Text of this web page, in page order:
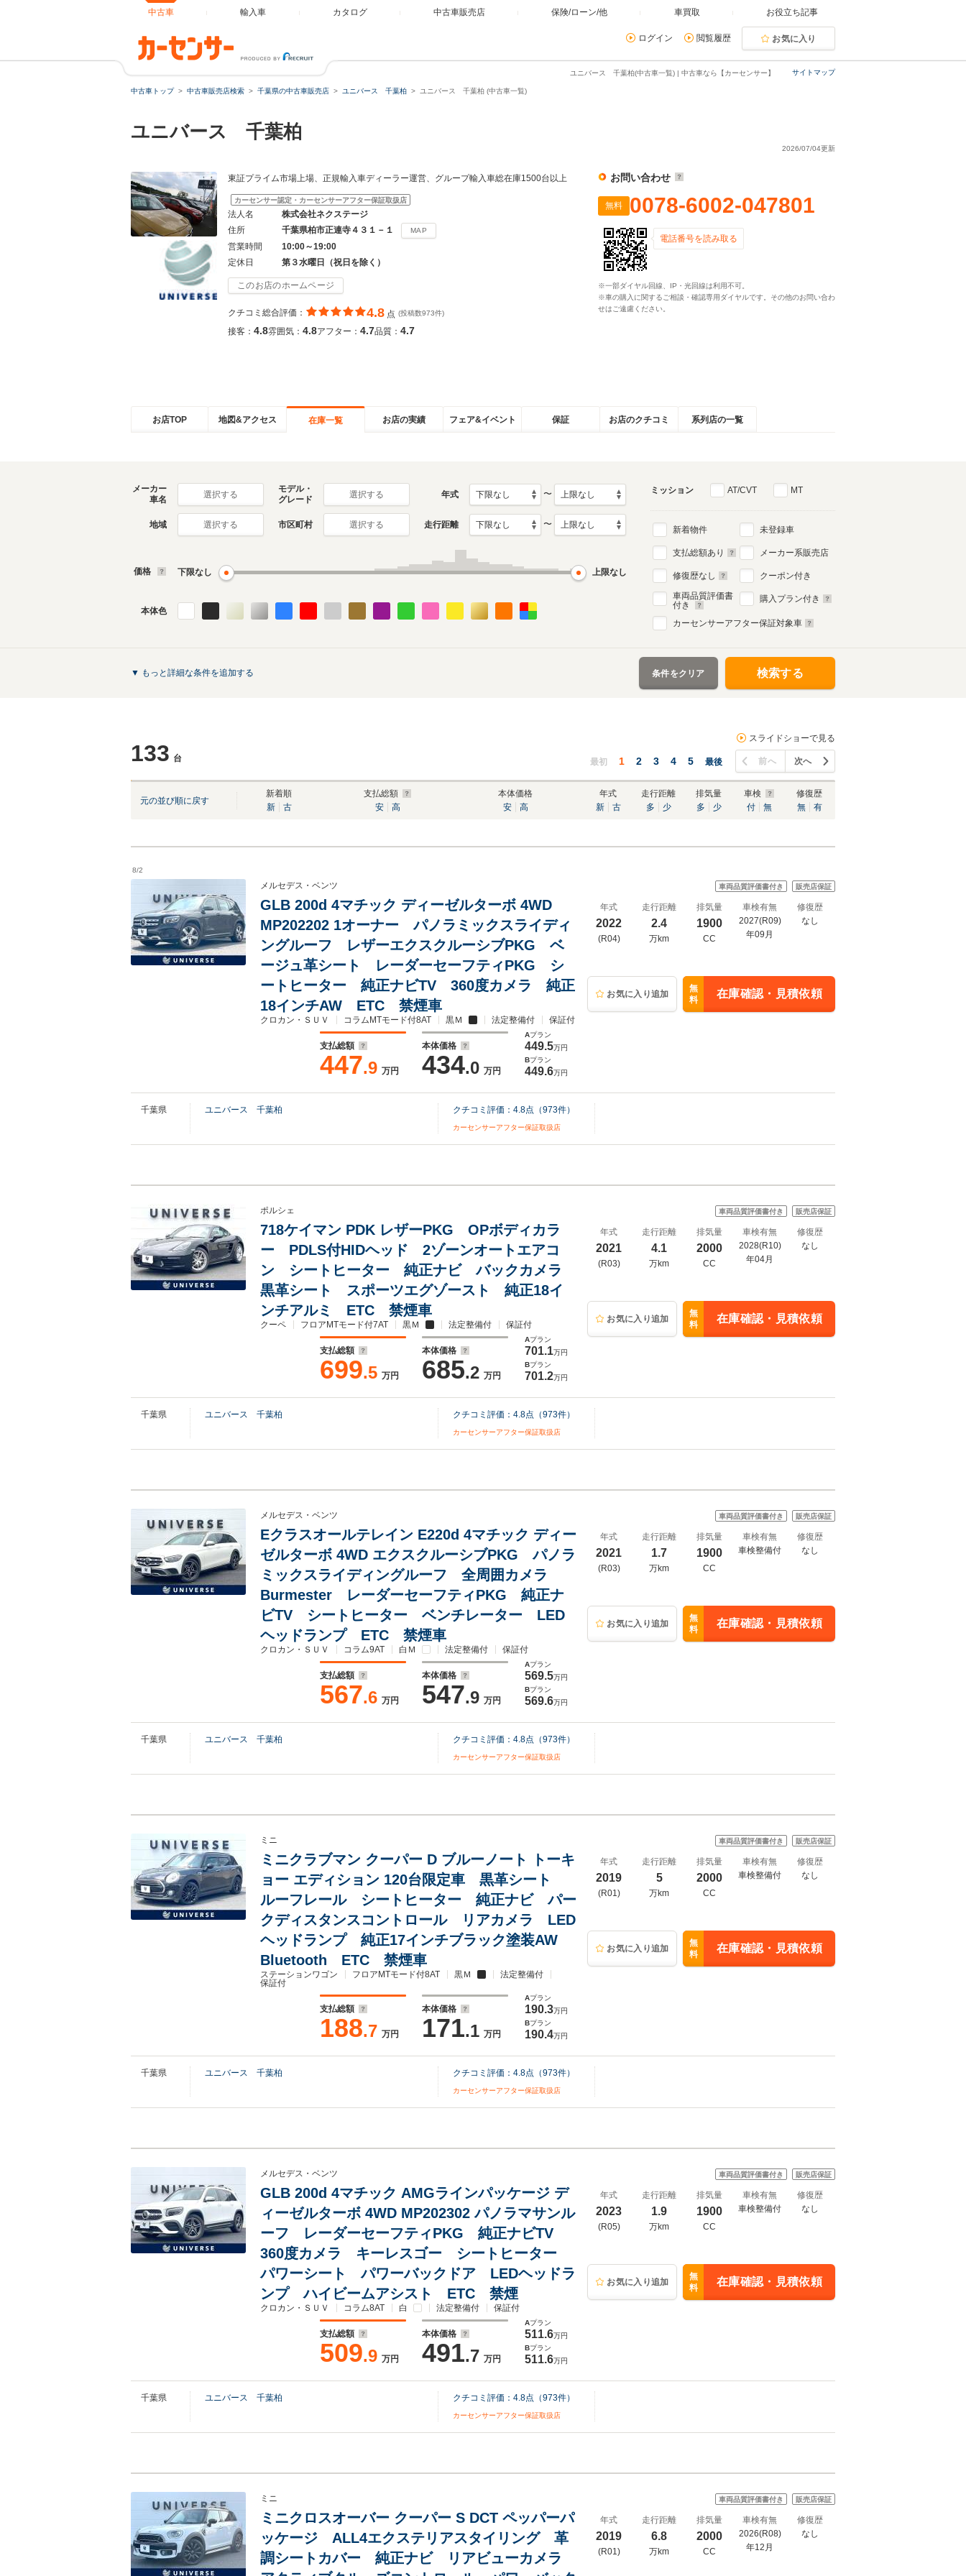
中古車 輸入車 カタログ 中古車販売店 保険/ローン/他 車買取 お役立ち記事
ログイン 閲覧履歴 お気に入り
サイトマップ
ユニバース 千葉柏(中古車一覧) | 中古車なら【カーセンサー】
中古車トップ 中古車販売店検索 千葉県の中古車販売店 ユニバース 千葉柏 ユニバース 千葉柏 (中古車一覧)
ユニバース 千葉柏
2026/07/04更新
東証プライム市場上場、正規輸入車ディーラー運営、グループ輸入車総在庫1500台以上
カーセンサー認定・カーセンサーアフター保証取扱店
法人名
株式会社ネクステージ
住所
千葉県柏市正連寺４３１－１ MAP
営業時間
10:00～19:00
定休日
第３水曜日（祝日を除く）
このお店のホームページ
クチコミ総合評価： 4.8 点 (投稿数973件)
接客： 4.8雰囲気： 4.8アフター： 4.7品質： 4.7
お問い合わせ
無料 0078-6002-047801
電話番号を読み取る
※一部ダイヤル回線、IP・光回線は利用不可。
※車の購入に関するご相談・確認専用ダイヤルです。その他のお問い合わ
せはご遠慮ください。
お店TOP 地図&アクセス 在庫一覧 お店の実績 フェア&イベント 保証 お店のクチコミ 系列店の一覧
メーカー
車名
選択する
モデル・
グレード
選択する 年式 〜
地域 選択する 市区町村 選択する 走行距離 〜
価格 下限なし 上限なし
本体色
ミッション AT/CVT MT
新着物件
支払総額あり
修復歴なし
車両品質評価書
付き
未登録車
メーカー系販売店
クーポン付き
購入プラン付き
カーセンサーアフター保証対象車
▼ もっと詳細な条件を追加する 条件をクリア 検索する
133 台
スライドショーで見る
最初 1 2 3 4 5 最後 前へ 次へ
元の並び順に戻す
新着順
新
古
支払総額
安
高
本体価格
安
高
年式
新
古
走行距離
多
少
排気量
多
少
車検
付
無
修復歴
無
有
8/2
メルセデス・ベンツ
GLB 200d 4マチック ディーゼルターボ 4WD
MP202202 1オーナー パノラミックスライディ
ングルーフ レザーエクスクルーシブPKG ベ
ージュ革シート レーダーセーフティPKG シ
ートヒーター 純正ナビTV 360度カメラ 純正
18インチAW ETC 禁煙車
クロカン・ＳＵＶ コラムMTモード付8AT 黒Ｍ 法定整備付 保証付
支払総額
447.9 万円
本体価格
434.0 万円
Aプラン
449.5万円
Bプラン
449.6万円
車両品質評価書付き 販売店保証
年式
2022
(R04)
走行距離
2.4
万km
排気量
1900
CC
車検有無
2027(R09)
年09月
修復歴
なし
お気に入り追加
無
料
在庫確認・見積依頼
千葉県 ユニバース 千葉柏 クチコミ評価： 4.8点（973件）
カーセンサーアフター保証取扱店
ポルシェ
718ケイマン PDK レザーPKG OPボディカラ
ー PDLS付HIDヘッド 2ゾーンオートエアコ
ン シートヒーター 純正ナビ バックカメラ
黒革シート スポーツエグゾースト 純正18イ
ンチアルミ ETC 禁煙車
クーペ フロアMTモード付7AT 黒Ｍ 法定整備付 保証付
支払総額
699.5 万円
本体価格
685.2 万円
Aプラン
701.1万円
Bプラン
701.2万円
車両品質評価書付き 販売店保証
年式
2021
(R03)
走行距離
4.1
万km
排気量
2000
CC
車検有無
2028(R10)
年04月
修復歴
なし
お気に入り追加
無
料
在庫確認・見積依頼
千葉県 ユニバース 千葉柏 クチコミ評価： 4.8点（973件）
カーセンサーアフター保証取扱店
メルセデス・ベンツ
Eクラスオールテレイン E220d 4マチック ディー
ゼルターボ 4WD エクスクルーシブPKG パノラ
ミックスライディングルーフ 全周囲カメラ
Burmester レーダーセーフティPKG 純正ナ
ビTV シートヒーター ベンチレーター LED
ヘッドランプ ETC 禁煙車
クロカン・ＳＵＶ コラム9AT 白Ｍ 法定整備付 保証付
支払総額
567.6 万円
本体価格
547.9 万円
Aプラン
569.5万円
Bプラン
569.6万円
車両品質評価書付き 販売店保証
年式
2021
(R03)
走行距離
1.7
万km
排気量
1900
CC
車検有無
車検整備付
修復歴
なし
お気に入り追加
無
料
在庫確認・見積依頼
千葉県 ユニバース 千葉柏 クチコミ評価： 4.8点（973件）
カーセンサーアフター保証取扱店
ミニ
ミニクラブマン クーパー D ブルーノート トーキ
ョー エディション 120台限定車 黒革シート
ルーフレール シートヒーター 純正ナビ パー
クディスタンスコントロール リアカメラ LED
ヘッドランプ 純正17インチブラック塗装AW
Bluetooth ETC 禁煙車
ステーションワゴン フロアMTモード付8AT 黒Ｍ
法定整備付
保証付
支払総額
188.7 万円
本体価格
171.1 万円
Aプラン
190.3万円
Bプラン
190.4万円
車両品質評価書付き 販売店保証
年式
2019
(R01)
走行距離
5
万km
排気量
2000
CC
車検有無
車検整備付
修復歴
なし
お気に入り追加
無
料
在庫確認・見積依頼
千葉県 ユニバース 千葉柏 クチコミ評価： 4.8点（973件）
カーセンサーアフター保証取扱店
メルセデス・ベンツ
GLB 200d 4マチック AMGラインパッケージ デ
ィーゼルターボ 4WD MP202302 パノラマサンル
ーフ レーダーセーフティPKG 純正ナビTV
360度カメラ キーレスゴー シートヒーター
パワーシート パワーバックドア LEDヘッドラ
ンプ ハイビームアシスト ETC 禁煙
クロカン・ＳＵＶ コラム8AT 白 法定整備付 保証付
支払総額
509.9 万円
本体価格
491.7 万円
Aプラン
511.6万円
Bプラン
511.6万円
車両品質評価書付き 販売店保証
年式
2023
(R05)
走行距離
1.9
万km
排気量
1900
CC
車検有無
車検整備付
修復歴
なし
お気に入り追加
無
料
在庫確認・見積依頼
千葉県 ユニバース 千葉柏 クチコミ評価： 4.8点（973件）
カーセンサーアフター保証取扱店
ミニ
ミニクロスオーバー クーパー S DCT ペッパーパ
ッケージ ALL4エクステリアスタイリング 革
調シートカバー 純正ナビ リアビューカメラ
車両品質評価書付き 販売店保証
年式
2019
(R01)
走行距離
6.8
万km
排気量
2000
CC
車検有無
2026(R08)
年12月
修復歴
なし